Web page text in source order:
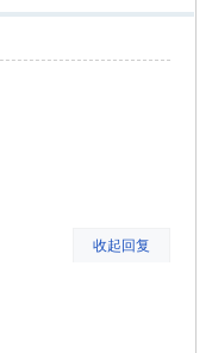
收起回复